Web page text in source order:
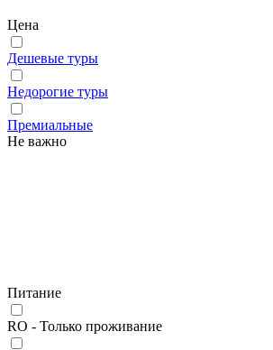
Цена
Дешевые туры
Недорогие туры
Премиальные
Не важно
Питание
RO - Только проживание